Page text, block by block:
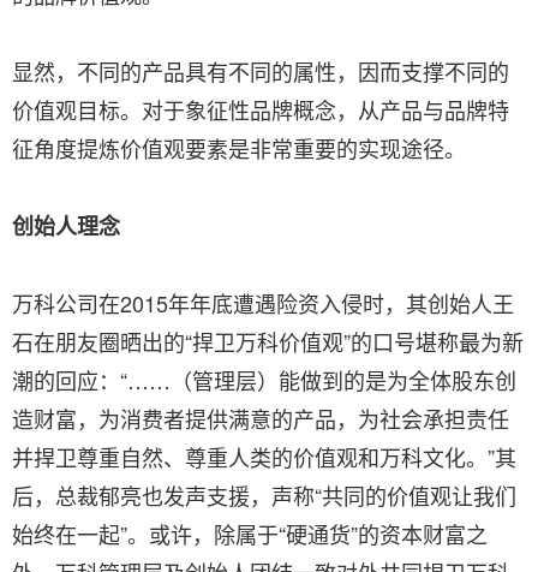
显然，不同的产品具有不同的属性，因而支撑不同的
价值观目标。对于象征性品牌概念，从产品与品牌特
征角度提炼价值观要素是非常重要的实现途径。
创始人理念
万科公司在2015年年底遭遇险资入侵时，其创始人王
石在朋友圈晒出的“捍卫万科价值观”的口号堪称最为新
潮的回应：“……（管理层）能做到的是为全体股东创
造财富，为消费者提供满意的产品，为社会承担责任
并捍卫尊重自然、尊重人类的价值观和万科文化。”其
后，总裁郁亮也发声支援，声称“共同的价值观让我们
始终在一起”。或许，除属于“硬通货”的资本财富之